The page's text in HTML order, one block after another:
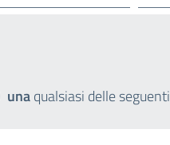
unaqualsiasi delle seguenti